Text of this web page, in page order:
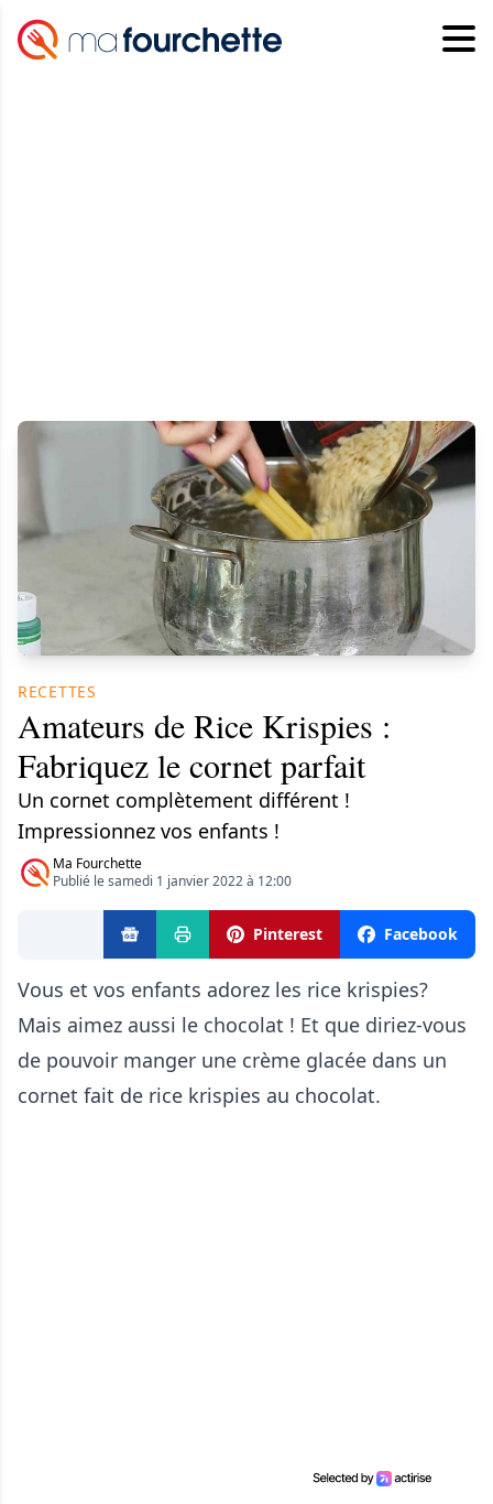
RECETTES
Amateurs de Rice Krispies :
Fabriquez le cornet parfait
Un cornet complètement différent !
Impressionnez vos enfants !
Ma Fourchette
Publié le samedi 1 janvier 2022 à 12:00
Pinterest Facebook
Vous et vos enfants adorez les rice krispies?
Mais aimez aussi le chocolat ! Et que diriez-vous
de pouvoir manger une crème glacée dans un
cornet fait de rice krispies au chocolat.